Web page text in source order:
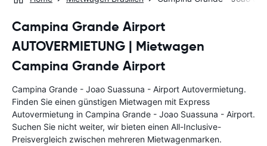
Campina Grande Airport
AUTOVERMIETUNG | Mietwagen
Campina Grande Airport
Campina Grande - Joao Suassuna - Airport Autovermietung.
Finden Sie einen günstigen Mietwagen mit Express
Autovermietung in Campina Grande - Joao Suassuna - Airport.
Suchen Sie nicht weiter, wir bieten einen All-Inclusive-
Preisvergleich zwischen mehreren Mietwagenmarken.